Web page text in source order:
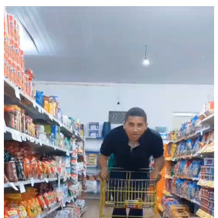
Tocador
de
vídeo